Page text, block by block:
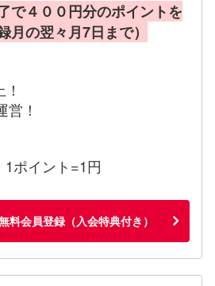
で４００円分のポイントを
月の翌々月7日まで）
！
ポイント=1円
料会員登録（入会特典付き）